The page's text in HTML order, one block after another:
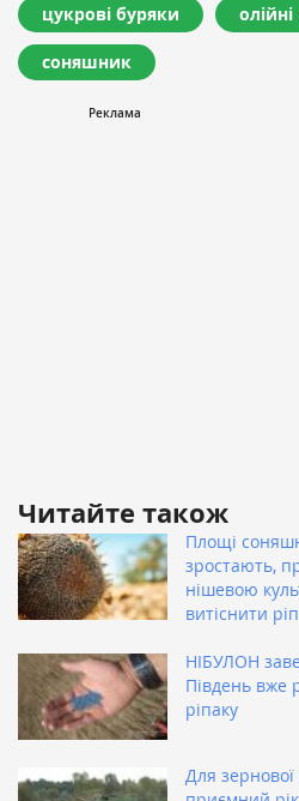
цукрові буряки
соняшник
Читайте також
Площі
зростають,
нішевою
витіснити
НІБУЛОН
Південь вже
ріпаку
Для